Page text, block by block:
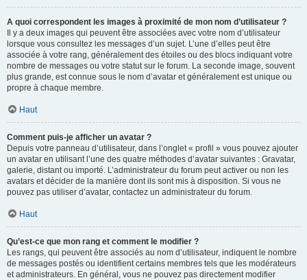
A quoi correspondent les images à proximité de mon nom d’utilisateur ?
Il y a deux images qui peuvent être associées avec votre nom d’utilisateur
lorsque vous consultez les messages d’un sujet. L’une d’elles peut être
associée à votre rang, généralement des étoiles ou des blocs indiquant votre
nombre de messages ou votre statut sur le forum. La seconde image, souvent
plus grande, est connue sous le nom d’avatar et généralement est unique ou
propre à chaque membre.
Haut
Comment puis-je afficher un avatar ?
Depuis votre panneau d’utilisateur, dans l’onglet « profil » vous pouvez ajouter
un avatar en utilisant l’une des quatre méthodes d’avatar suivantes : Gravatar,
galerie, distant ou importé. L’administrateur du forum peut activer ou non les
avatars et décider de la manière dont ils sont mis à disposition. Si vous ne
pouvez pas utiliser d’avatar, contactez un administrateur du forum.
Haut
Qu’est-ce que mon rang et comment le modifier ?
Les rangs, qui peuvent être associés au nom d’utilisateur, indiquent le nombre
de messages postés ou identifient certains membres tels que les modérateurs
et administrateurs. En général, vous ne pouvez pas directement modifier